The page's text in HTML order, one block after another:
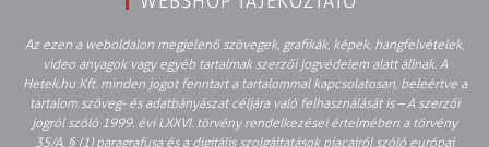
Az ezen a weboldalon megjelenő szövegek, grafikák, képek, hangfelvételek,
video anyagok vagy egyéb tartalmak szerzői jogvédelem alatt állnak. A
Hetek.hu Kft. minden jogot fenntart a tartalommal kapcsolatosan, beleértve a
tartalom szöveg- és adatbányászat céljára való felhasználását is – A szerzői
jogról szóló 1999. évi LXXVI. törvény rendelkezései értelmében a törvény
35/A. § (1) paragrafusa és a digitális szolgáltatások piacairól szóló európai